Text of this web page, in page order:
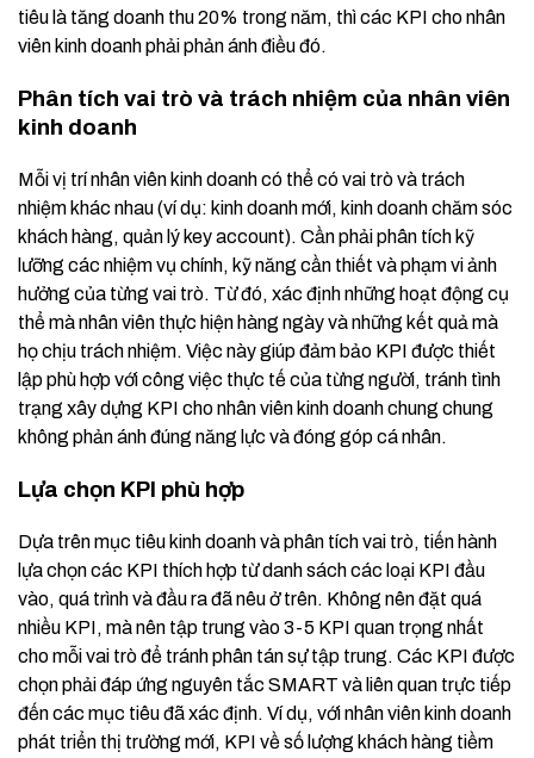
tiêu là tăng doanh thu 20% trong năm, thì các KPI cho nhân
viên kinh doanh phải phản ánh điều đó.
Phân tích vai trò và trách nhiệm của nhân viên
kinh doanh
Mỗi vị trí nhân viên kinh doanh có thể có vai trò và trách
nhiệm khác nhau (ví dụ: kinh doanh mới, kinh doanh chăm sóc
khách hàng, quản lý key account). Cần phải phân tích kỹ
lưỡng các nhiệm vụ chính, kỹ năng cần thiết và phạm vi ảnh
hưởng của từng vai trò. Từ đó, xác định những hoạt động cụ
thể mà nhân viên thực hiện hàng ngày và những kết quả mà
họ chịu trách nhiệm. Việc này giúp đảm bảo KPI được thiết
lập phù hợp với công việc thực tế của từng người, tránh tình
trạng xây dựng KPI cho nhân viên kinh doanh chung chung
không phản ánh đúng năng lực và đóng góp cá nhân.
Lựa chọn KPI phù hợp
Dựa trên mục tiêu kinh doanh và phân tích vai trò, tiến hành
lựa chọn các KPI thích hợp từ danh sách các loại KPI đầu
vào, quá trình và đầu ra đã nêu ở trên. Không nên đặt quá
nhiều KPI, mà nên tập trung vào 3-5 KPI quan trọng nhất
cho mỗi vai trò để tránh phân tán sự tập trung. Các KPI được
chọn phải đáp ứng nguyên tắc SMART và liên quan trực tiếp
đến các mục tiêu đã xác định. Ví dụ, với nhân viên kinh doanh
phát triển thị trường mới, KPI về số lượng khách hàng tiềm